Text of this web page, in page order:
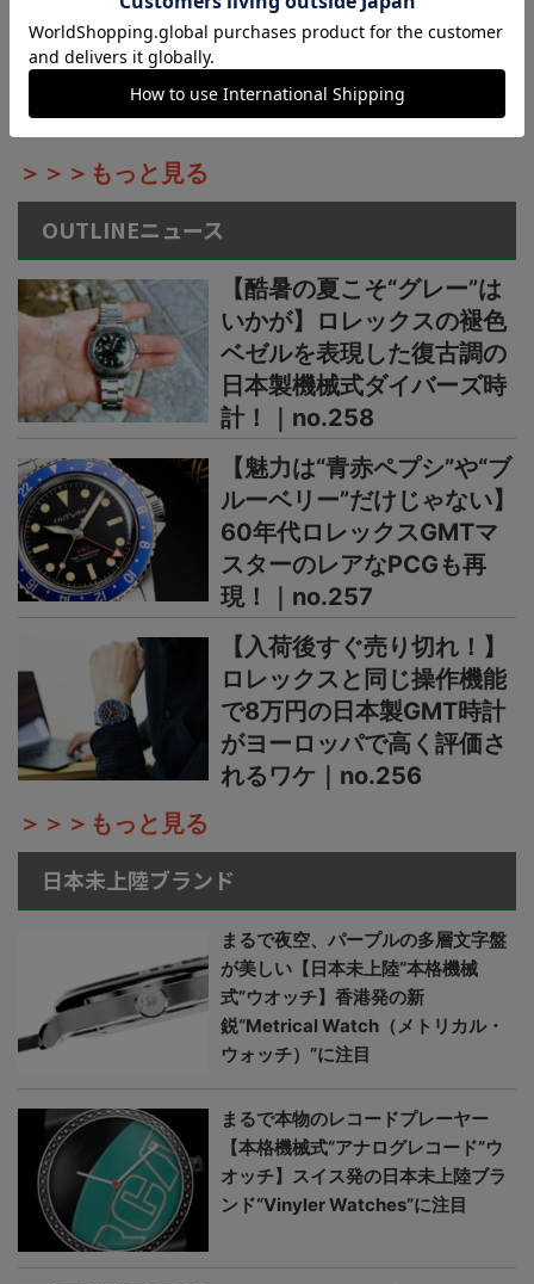
ルウオッチ3種】薄型・軽
重さ26g）、新コレクショ
ン“F-B100W”に注目
＞＞＞もっと見る
OUTLINEニュース
【酷暑の夏こそ“グレー”は
いかが】ロレックスの褪色
ベゼルを表現した復古調の
日本製機械式ダイバーズ時
計！｜no.258
【魅力は“青赤ペプシ”や“ブ
ルーベリー”だけじゃない】
60年代ロレックスGMTマ
スターのレアなPCGも再
現！｜no.257
【入荷後すぐ売り切れ！】
ロレックスと同じ操作機能
で8万円の日本製GMT時計
がヨーロッパで高く評価さ
れるワケ｜no.256
＞＞＞もっと見る
日本未上陸ブランド
まるで夜空、パープルの多層文字盤
が美しい【日本未上陸“本格機械
式”ウオッチ】香港発の新
鋭“Metrical Watch（メトリカル・
ウォッチ）”に注目
まるで本物のレコードプレーヤー
【本格機械式“アナログレコード”ウ
オッチ】スイス発の日本未上陸ブラ
ンド“Vinyler Watches”に注目